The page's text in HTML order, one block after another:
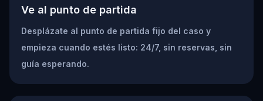
Ve al punto de partida
Desplázate al punto de partida fijo del caso y
empieza cuando estés listo: 24/7, sin reservas, sin
guía esperando.